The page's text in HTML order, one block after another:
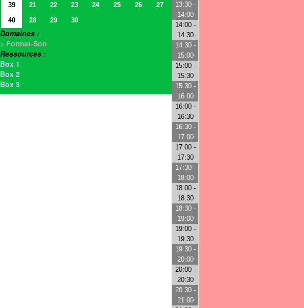
39
21 22 23 24 25 26
27
40
28 29 30
Domaines :
> Format-Son
Ressources :
Box 1
Box 2
Box 3
13:30 -
14:00
14:00 -
14:30
14:30 -
15:00
15:00 -
15:30
15:30 -
16:00
16:00 -
16:30
16:30 -
17:00
17:00 -
17:30
17:30 -
18:00
18:00 -
18:30
18:30 -
19:00
19:00 -
19:30
19:30 -
20:00
20:00 -
20:30
20:30 -
21:00